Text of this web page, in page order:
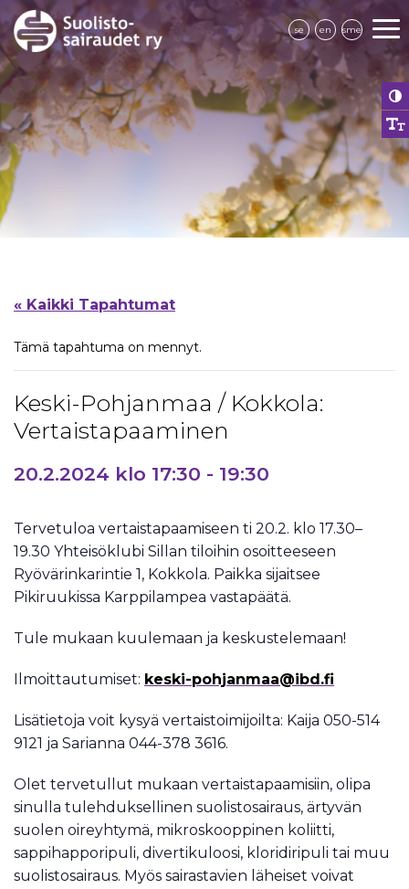
se en sme
« Kaikki Tapahtumat
Tämä tapahtuma on mennyt.
Keski-Pohjanmaa / Kokkola:
Vertaistapaaminen
20.2.2024 klo 17:30 - 19:30
Tervetuloa vertaistapaamiseen ti 20.2. klo 17.30–
19.30 Yhteisöklubi Sillan tiloihin osoitteeseen
Ryövärinkarintie 1, Kokkola. Paikka sijaitsee
Pikiruukissa Karppilampea vastapäätä.
Tule mukaan kuulemaan ja keskustelemaan!
Ilmoittautumiset: keski-pohjanmaa@ibd.fi
Lisätietoja voit kysyä vertaistoimijoilta: Kaija 050-514
9121 ja Sarianna 044-378 3616.
Olet tervetullut mukaan vertaistapaamisiin, olipa
sinulla tulehduksellinen suolistosairaus, ärtyvän
suolen oireyhtymä, mikroskooppinen koliitti,
sappihapporipuli, divertikuloosi, kloridiripuli tai muu
suolistosairaus. Myös sairastavien läheiset voivat